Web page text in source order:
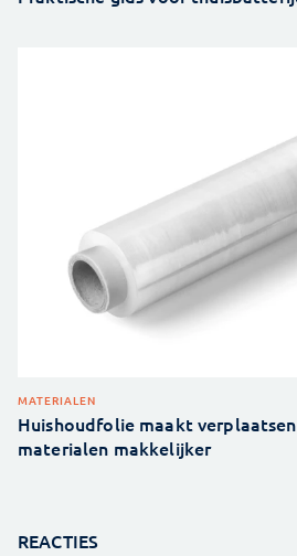
MATERIALEN
Huishoudfolie maakt
materialen makkelijker
REACTIES